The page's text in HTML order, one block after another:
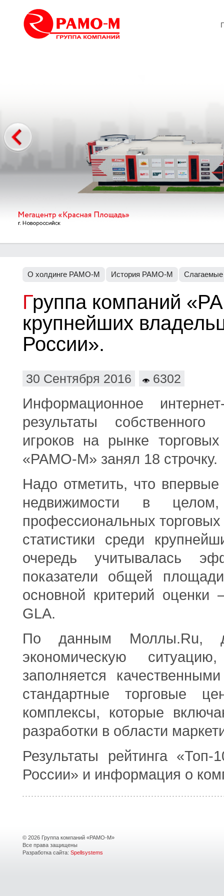
О холдинге РАМО-М История РАМО-М Слагаемые
Группа компаний «РАМО-М» в «Топ-100
крупнейших
России».
30 Сентября 2016 6302
Информационное
результаты
игроков на рынке
«РАМО-М» занял 18 строчку.
Надо отметить, что
недвижимости в
профессиональных
статистики среди
очередь учитывалась
показатели общей
основной критерий
GLA.
По данным Моллы.Ru,
экономическую
заполняется
стандартные торговые
комплексы, которые
разработки в области
Результаты рейтинга
России» и информация о
© 2026 Группа компаний «РАМО-М»
Все права защищены
Разработка сайта: Spellsystems